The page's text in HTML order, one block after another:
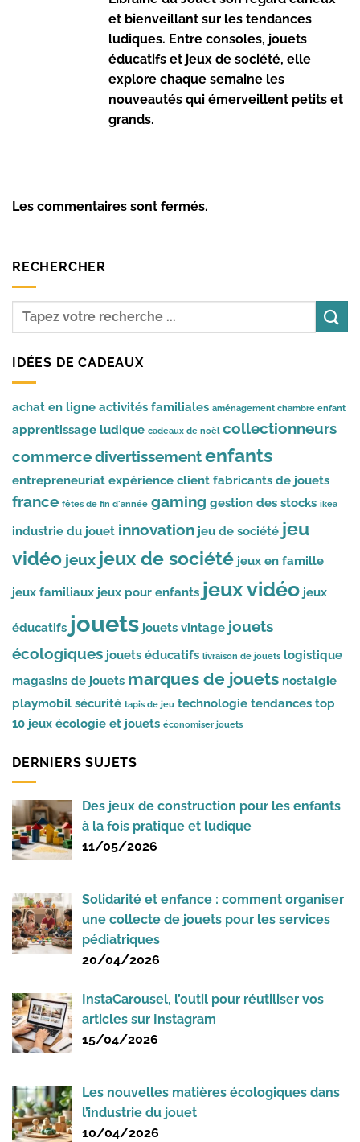
et bienveillant sur les tendances
ludiques. Entre consoles, jouets
éducatifs et jeux de société, elle
explore chaque semaine les
nouveautés qui émerveillent petits et
grands.
Les commentaires sont fermés.
RECHERCHER
IDÉES DE CADEAUX
achat en ligne activités familiales aménagement chambre enfant
apprentissage ludique cadeaux de noël collectionneurs
commercedivertissementenfants
entrepreneuriat expérience client fabricants de jouets
france fêtes de fin d'année gaming gestion des stocks ikea
industrie du jouet innovation jeu de société jeu
vidéo jeux jeux de société jeux en famille
jeux familiaux jeux pour enfants jeux vidéo jeux
éducatifs jouets jouets vintage jouets
écologiques jouets éducatifs livraison de jouets logistique
magasins de jouets marques de jouets nostalgie
playmobil sécurité tapis de jeu technologie tendances top
10 jeux écologie et jouets économiser jouets
DERNIERS SUJETS
Des jeux de construction pour les enfants
à la fois pratique et ludique
11/05/2026
Solidarité et enfance : comment organiser
une collecte de jouets pour les services
pédiatriques
20/04/2026
InstaCarousel, l’outil pour réutiliser vos
articles sur Instagram
15/04/2026
Les nouvelles matières écologiques dans
l’industrie du jouet
10/04/2026